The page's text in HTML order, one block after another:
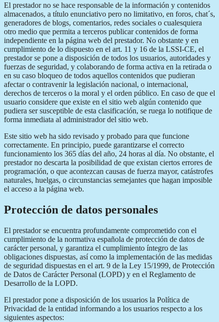
El prestador no se hace responsable de la información y contenidos
almacenados, a título enunciativo pero no limitativo, en foros, chat´s,
generadores de blogs, comentarios, redes sociales o cualesquiera
otro medio que permita a terceros publicar contenidos de forma
independiente en la página web del prestador. No obstante y en
cumplimiento de lo dispuesto en el art. 11 y 16 de la LSSI-CE, el
prestador se pone a disposición de todos los usuarios, autoridades y
fuerzas de seguridad, y colaborando de forma activa en la retirada o
en su caso bloqueo de todos aquellos contenidos que pudieran
afectar o contravenir la legislación nacional, o internacional,
derechos de terceros o la moral y el orden público. En caso de que el
usuario considere que existe en el sitio web algún contenido que
pudiera ser susceptible de esta clasificación, se ruega lo notifique de
forma inmediata al administrador del sitio web.
Este sitio web ha sido revisado y probado para que funcione
correctamente. En principio, puede garantizarse el correcto
funcionamiento los 365 días del año, 24 horas al día. No obstante, el
prestador no descarta la posibilidad de que existan ciertos errores de
programación, o que acontezcan causas de fuerza mayor, catástrofes
naturales, huelgas, o circunstancias semejantes que hagan imposible
el acceso a la página web.
Protección de datos personales
El prestador se encuentra profundamente comprometido con el
cumplimiento de la normativa española de protección de datos de
carácter personal, y garantiza el cumplimiento íntegro de las
obligaciones dispuestas, así como la implementación de las medidas
de seguridad dispuestas en el art. 9 de la Ley 15/1999, de Protección
de Datos de Carácter Personal (LOPD) y en el Reglamento de
Desarrollo de la LOPD.
El prestador pone a disposición de los usuarios la Política de
Privacidad de la entidad informando a los usuarios respecto a los
siguientes aspectos: